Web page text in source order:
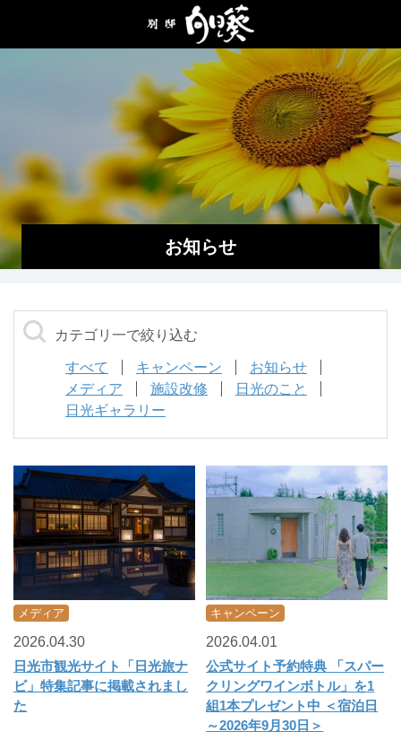
はじめての方へ
食事
施設・サービス
0288-54-2602
閉じる
お知らせ
カテゴリ一で絞り込む
すべて キャンペーン
お知らせ
メディア
施設改修
日光のこと
日光ギャラリー
メディア
2026.04.30
日光市観光サイト「日光旅ナ
ビ」特集記事に掲載されまし
た
キャンペーン
2026.04.01
公式サイト予約特典 「スパー
クリングワインボトル」を1
組1本プレゼント中 ＜宿泊日
～2026年9月30日＞